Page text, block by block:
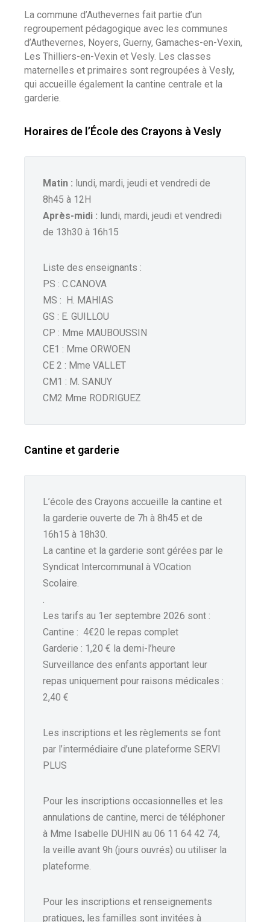
La commune d’Authevernes fait partie d’un
regroupement pédagogique avec les communes
d’Authevernes, Noyers, Guerny, Gamaches-en-Vexin,
Les Thilliers-en-Vexin et Vesly. Les classes
maternelles et primaires sont regroupées à Vesly,
qui accueille également la cantine centrale et la
garderie.
Horaires de l’École des Crayons à Vesly
Matin : lundi, mardi, jeudi et vendredi de
8h45 à 12H
Après-midi : lundi, mardi, jeudi et vendredi
de 13h30 à 16h15
Liste des enseignants :
PS : C.CANOVA
MS : H. MAHIAS
GS : E. GUILLOU
CP : Mme MAUBOUSSIN
CE1 : Mme ORWOEN
CE 2 : Mme VALLET
CM1 : M. SANUY
CM2 Mme RODRIGUEZ
Cantine et garderie
L’école des Crayons accueille la cantine et
la garderie ouverte de 7h à 8h45 et de
16h15 à 18h30.
La cantine et la garderie sont gérées par le
Syndicat Intercommunal à VOcation
Scolaire.
.
Les tarifs au 1er septembre 2026 sont :
Cantine : 4€20 le repas complet
Garderie : 1,20 € la demi-l’heure
Surveillance des enfants apportant leur
repas uniquement pour raisons médicales :
2,40 €
Les inscriptions et les règlements se font
par l’intermédiaire d’une plateforme SERVI
PLUS
Pour les inscriptions occasionnelles et les
annulations de cantine, merci de téléphoner
à Mme Isabelle DUHIN au 06 11 64 42 74,
la veille avant 9h (jours ouvrés) ou utiliser la
plateforme.
Pour les inscriptions et renseignements
pratiques, les familles sont invitées à